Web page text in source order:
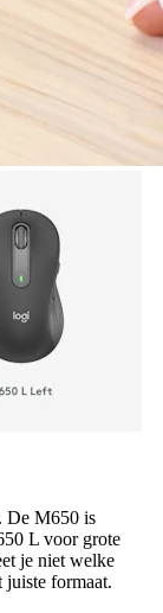
De M650 is
L voor grote
je niet welke
juiste formaat.